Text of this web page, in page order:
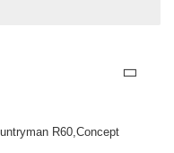
R60,Concept